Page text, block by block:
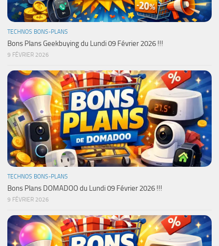
TECHNOS BONS-PLANS
Bons Plans Geekbuying du Lundi 09 Février 2026 !!!
9 FÉVRIER 2026
TECHNOS BONS-PLANS
Bons Plans DOMADOO du Lundi 09 Février 2026 !!!
9 FÉVRIER 2026